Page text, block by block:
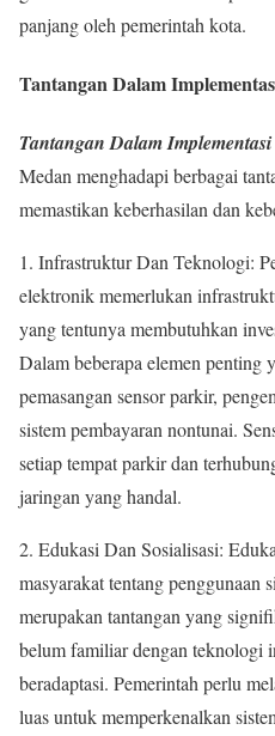
panjang oleh pemerintah kota.
Tantangan Dalam
Tantangan Dalam Implementasi
Medan menghadapi berbagai
memastikan keberhasilan dan
1. Infrastruktur Dan Teknologi:
elektronik memerlukan
yang tentunya membutuhkan
Dalam beberapa elemen penting
pemasangan sensor parkir,
sistem pembayaran nontunai.
setiap tempat parkir dan
jaringan yang handal.
2. Edukasi Dan Sosialisasi:
masyarakat tentang penggunaan
merupakan tantangan yang
belum familiar dengan teknologi
beradaptasi. Pemerintah perlu
luas untuk memperkenalkan